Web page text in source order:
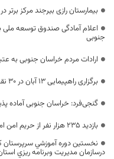
بیمارستان رازی بیرجند مرکز
اعلام آمادگی صندوق توسعه
جنوبی
ارادات مردم خراسان جنوبی به
برگزاری راهپیمایی ۱۳ آبان در ۳۰ نقطه خراسان جنوبی
گنجی‌فرد: خراسان جنوبی آماده
بازدید 235 هزار نفر از حریم امن امامزادگان خراسان‌جنوبی
نخستين دوره آموزشي سرپرستان
درسازمان مديريت وبرنامه ريزي